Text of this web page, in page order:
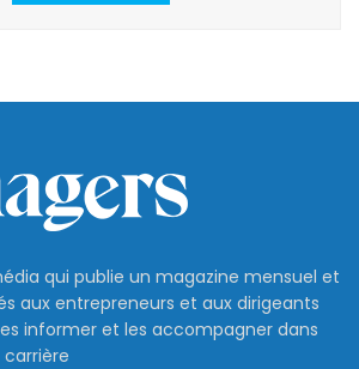
qui publie un magazine mensuel et
aux entrepreneurs et aux dirigeants
informer et les accompagner dans
carrière